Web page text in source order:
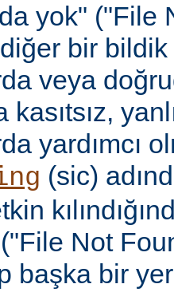
yok" ("File
diğer bir
veya
kasıtsız,
yardımcı
(sic)
Not
başka bir